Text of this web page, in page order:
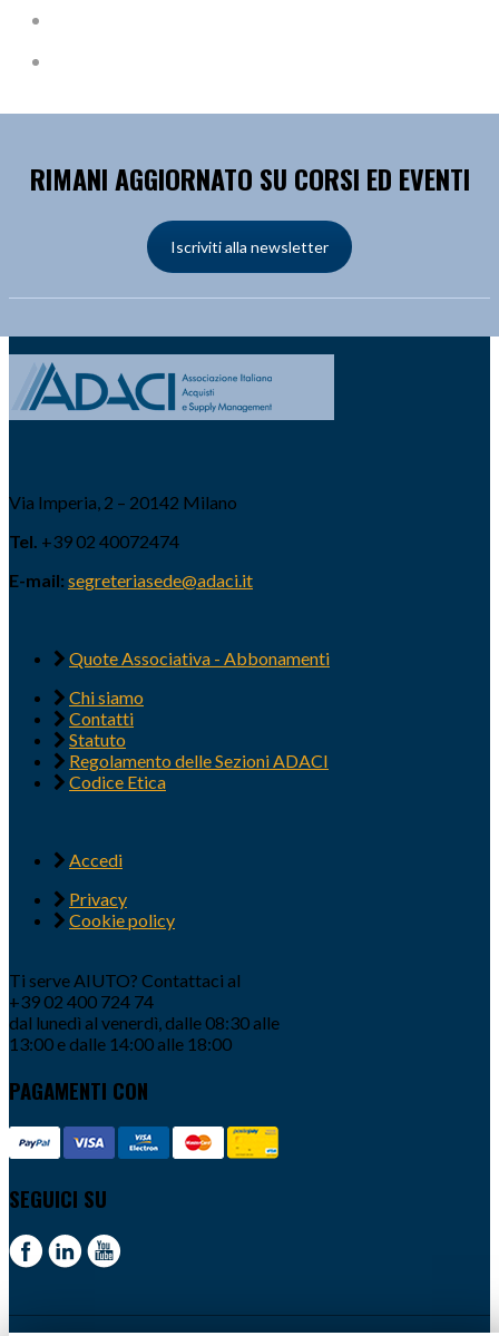
RIMANI AGGIORNATO SU CORSI ED EVENTI
Iscriviti alla newsletter
Via Imperia, 2 – 20142 Milano
Tel. +39 02 40072474
E-mail: segreteriasede@adaci.it
Quote Associativa - Abbonamenti
Chi siamo
Contatti
Statuto
Regolamento delle Sezioni ADACI
Codice Etica
Accedi
Privacy
Cookie policy
Ti serve AIUTO? Contattaci al
+39 02 400 724 74
dal lunedì al venerdì, dalle 08:30 alle
13:00 e dalle 14:00 alle 18:00
PAGAMENTI CON
SEGUICI SU